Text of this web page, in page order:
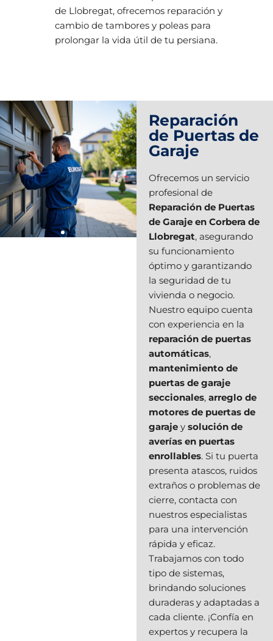
de Llobregat, ofrecemos reparación y
cambio de tambores y poleas para
prolongar la vida útil de tu persiana.
Reparación
de Puertas de
Garaje
Ofrecemos un servicio
profesional de
Reparación de Puertas
de Garaje en Corbera de
Llobregat, asegurando
su funcionamiento
óptimo y garantizando
la seguridad de tu
vivienda o negocio.
Nuestro equipo cuenta
con experiencia en la
reparación de puertas
automáticas,
mantenimiento de
puertas de garaje
seccionales, arreglo de
motores de puertas de
garaje y solución de
averías en puertas
enrollables. Si tu puerta
presenta atascos, ruidos
extraños o problemas de
cierre, contacta con
nuestros especialistas
para una intervención
rápida y eficaz.
Trabajamos con todo
tipo de sistemas,
brindando soluciones
duraderas y adaptadas a
cada cliente. ¡Confía en
expertos y recupera la